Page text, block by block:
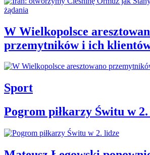
W Wielkopolsce
przemytników i ich
Sport
Pogrom piłkarzy Świtu w